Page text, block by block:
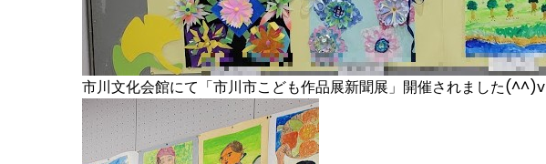
市川文化会館にて「市川市こども作品展新聞展」開催されました(^^)v